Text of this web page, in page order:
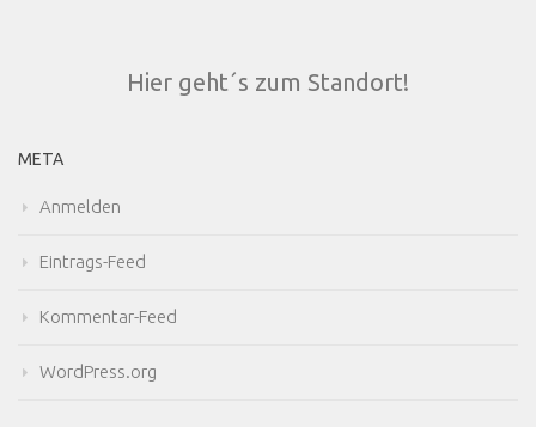
Hier geht´s zum Standort!
META
Anmelden
Eintrags-Feed
Kommentar-Feed
WordPress.org